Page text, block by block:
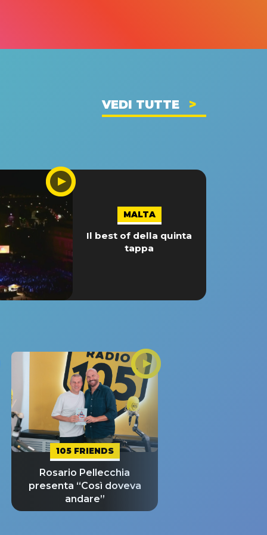
VEDI TUTTE
MALTA
Il best of della quinta
tappa
105 FRIENDS
Rosario Pellecchia
presenta “Così doveva
andare”